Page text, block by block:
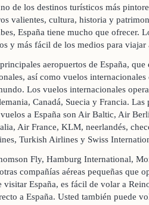
de los destinos turísticos más
valientes, cultura, historia y
España tiene mucho que ofrecer.
y más fácil de los medios para viajar
aeropuertos de España,
así como vuelos
Los vuelos internacionales
Canadá, Suecia y Francia. Las
a España son Air Baltic, Air
Air France, KLM, neerlandés,
Turkish Airlines y Swiss
Fly, Hamburg International,
compañías aéreas pequeñas que
visitar España, es fácil de volar a
a España. Usted también puede